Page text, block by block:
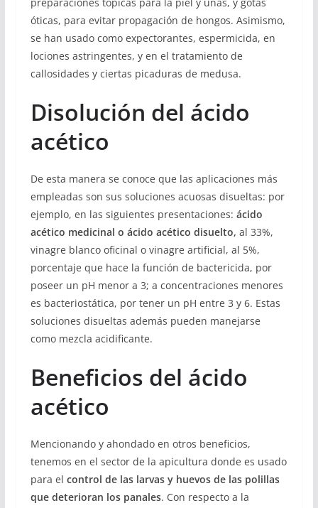
óticas, para evitar propagación de hongos. Asimismo,
se han usado como expectorantes, espermicida, en
lociones astringentes, y en el tratamiento de
callosidades y ciertas picaduras de medusa.
Disolución del ácido
acético
De esta manera se conoce que las aplicaciones más
empleadas son sus soluciones acuosas disueltas: por
ejemplo, en las siguientes presentaciones: ácido
acético medicinal o ácido acético disuelto, al 33%,
vinagre blanco oficinal o vinagre artificial, al 5%,
porcentaje que hace la función de bactericida, por
poseer un pH menor a 3; a concentraciones menores
es bacteriostática, por tener un pH entre 3 y 6. Estas
soluciones disueltas además pueden manejarse
como mezcla acidificante.
Beneficios del ácido
acético
Mencionando y ahondado en otros beneficios,
tenemos en el sector de la apicultura donde es usado
para el control de las larvas y huevos de las polillas
que deterioran los panales. Con respecto a la